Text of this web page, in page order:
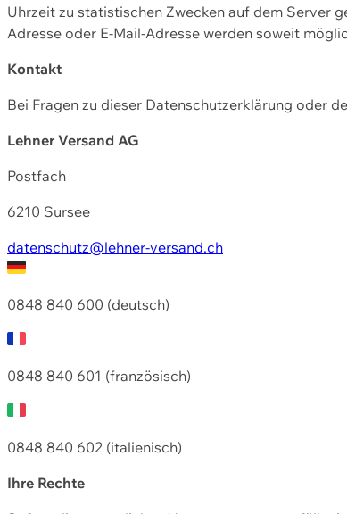
Uhrzeit zu statistischen Zwecken auf dem Server
Adresse oder E-Mail-Adresse werden soweit
Kontakt
Bei Fragen zu dieser Datenschutzerklärung oder
Lehner Versand AG
Postfach
6210 Sursee
datenschutz@lehner-versand.ch
0848 840 600 (deutsch)
0848 840 601 (französisch)
0848 840 602 (italienisch)
Ihre Rechte